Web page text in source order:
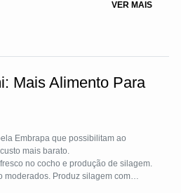
com 10 apiários comunitários.
VER MAIS
Mais Alimento Para
Embrapa que possibilitam ao
mais barato.
no cocho e produção de silagem.
moderados. Produz silagem com